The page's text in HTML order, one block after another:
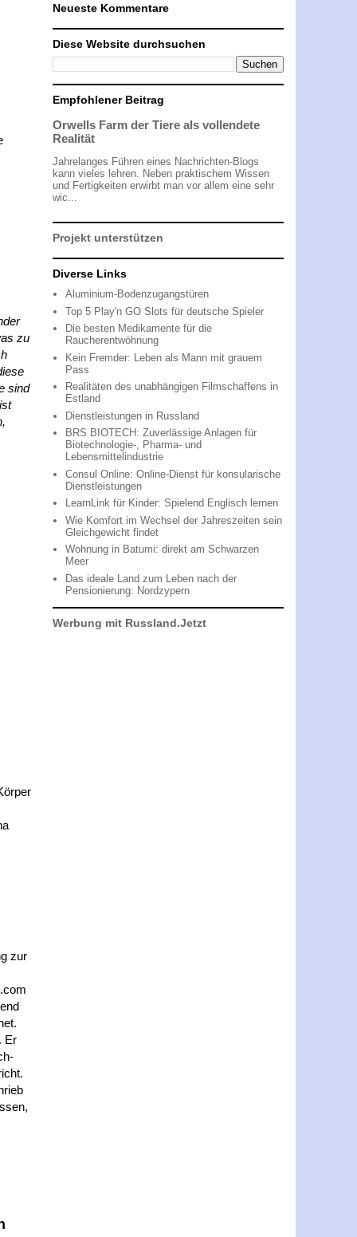
zu
sind
zur
Er
Neueste Kommentare
Diese Website durchsuchen
Empfohlener Beitrag
Orwells Farm der Tiere als vollendete
Realität
Jahrelanges Führen eines Nachrichten-Blogs
kann vieles lehren. Neben praktischem Wissen
und Fertigkeiten erwirbt man vor allem eine sehr
wic...
Projekt unterstützen
Diverse Links
Aluminium-Bodenzugangstüren
Top 5 Play'n GO Slots für deutsche Spieler
Die besten Medikamente für die
Raucherentwöhnung
Kein Fremder: Leben als Mann mit grauem
Pass
Realitäten des unabhängigen Filmschaffens in
Estland
Dienstleistungen in Russland
BRS BIOTECH: Zuverlässige Anlagen für
Biotechnologie-, Pharma- und
Lebensmittelindustrie
Consul Online: Online-Dienst für konsularische
Dienstleistungen
LearnLink für Kinder: Spielend Englisch lernen
Wie Komfort im Wechsel der Jahreszeiten sein
Gleichgewicht findet
Wohnung in Batumi: direkt am Schwarzen
Meer
Das ideale Land zum Leben nach der
Pensionierung: Nordzypern
Werbung mit Russland.Jetzt